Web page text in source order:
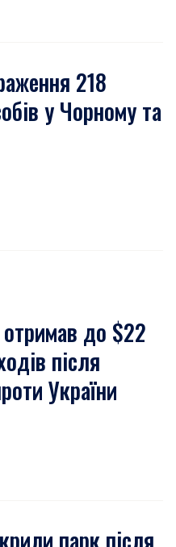
218
у Чорному та
до $22
після
України
парк після